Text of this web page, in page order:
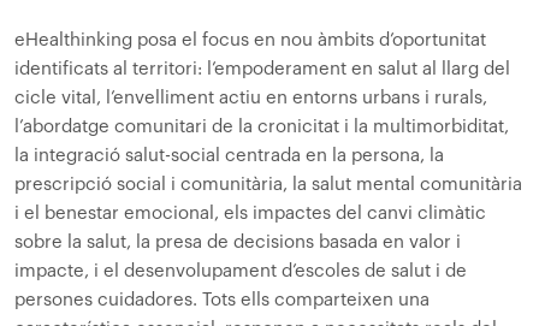
eHealthinking posa el focus en nou àmbits d’oportunitat
identificats al territori: l’empoderament en salut al llarg del
cicle vital, l’envelliment actiu en entorns urbans i rurals,
l’abordatge comunitari de la cronicitat i la multimorbiditat,
la integració salut-social centrada en la persona, la
prescripció social i comunitària, la salut mental comunitària
i el benestar emocional, els impactes del canvi climàtic
sobre la salut, la presa de decisions basada en valor i
impacte, i el desenvolupament d’escoles de salut i de
persones cuidadores. Tots ells comparteixen una